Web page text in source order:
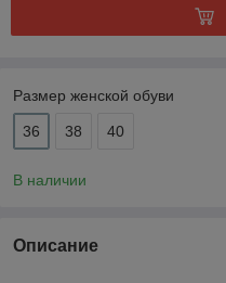
Размер женской обуви
36 38 40
В наличии
Описание